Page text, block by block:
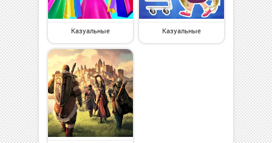
Казуальные Казуальные